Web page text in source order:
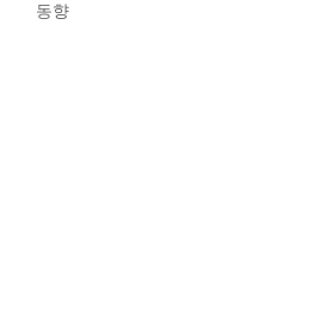
동향